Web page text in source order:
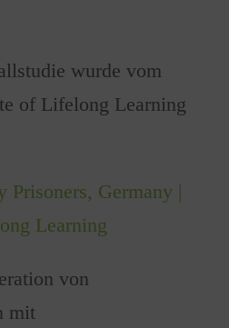
wurde vom
of Lifelong Learning
Prisoners, Germany |
Learning
von
mit